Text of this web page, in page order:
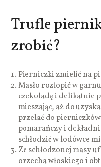
Trufle
zrobić?
Pierniczki zmielić na
Masło roztopić w
czekoladę i delikatnie
mieszając, aż do
przelać do
pomarańczy i
schłodzić w lodówce
Ze schłodzonej masy
orzecha włoskiego i